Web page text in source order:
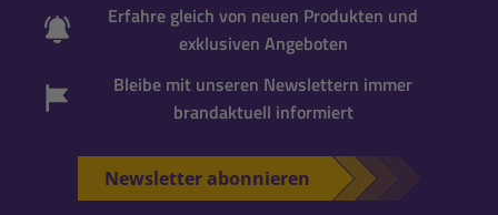
Erfahre gleich von neuen Produkten und
exklusiven Angeboten
Bleibe mit unseren Newslettern immer
brandaktuell informiert
Newsletter abonnieren